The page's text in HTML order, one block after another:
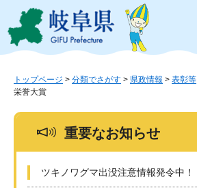
ジ
ュ
このページの本文へ
トップページ > 分類でさがす > 県政情報 > 表彰等
栄誉大賞
重要なお知らせ
ツキノワグマ出没注意情報発令中！